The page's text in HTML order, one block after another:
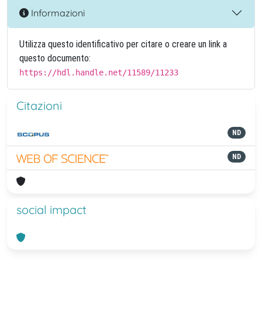
Informazioni
Utilizza questo identificativo per citare o creare un link a
questo documento:
https://hdl.handle.net/11589/11233
Citazioni
ND
ND
social impact